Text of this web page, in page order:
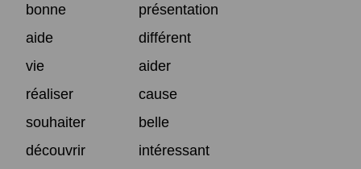
bonne
présentation
aide
différent
vie
aider
réaliser
cause
souhaiter
belle
découvrir
intéressant